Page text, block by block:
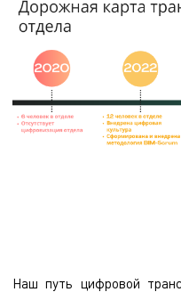
Наш путь цифровой